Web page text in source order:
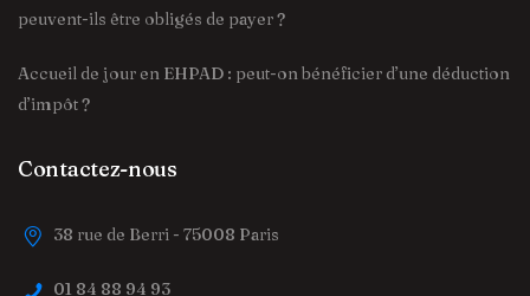
peuvent-ils être obligés de payer ?
Accueil de jour en EHPAD : peut-on bénéficier d’une déduction
d’impôt ?
Contactez-nous
38 rue de Berri - 75008 Paris
01 84 88 94 93